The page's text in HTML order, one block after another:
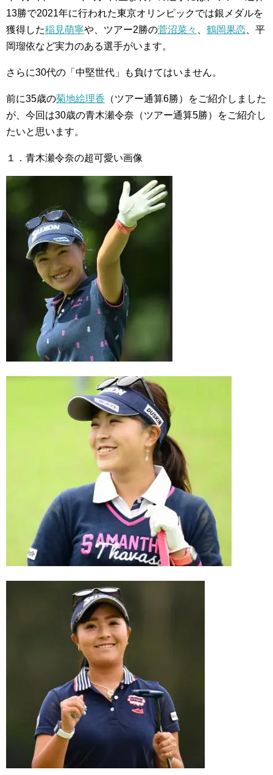
13勝で2021年に行われた東京オリンピックでは銀メダルを
獲得した稲見萌寧や、ツアー2勝の菅沼菜々 鶴岡果恋 、平
岡瑠依など実力のある選手がいます。
さらに30代の「中堅世代」も負けてはいません。
前に35歳の菊地絵理香 （ツアー通算6勝）をご紹介しました
が、今回は30歳の青木瀬令奈（ツアー通算5勝）をご紹介し
たいと思います。
１．青木瀬令奈の超可愛い画像